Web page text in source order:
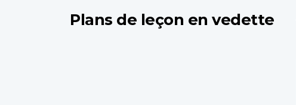
Plans de leçon en vedette